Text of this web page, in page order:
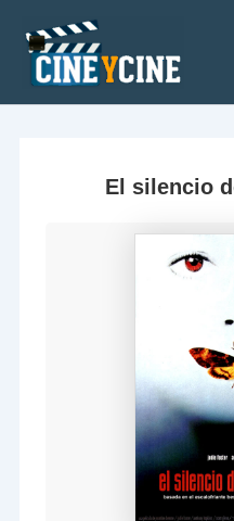
contenido
El silencio